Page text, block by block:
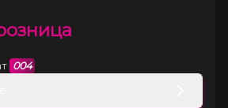
004